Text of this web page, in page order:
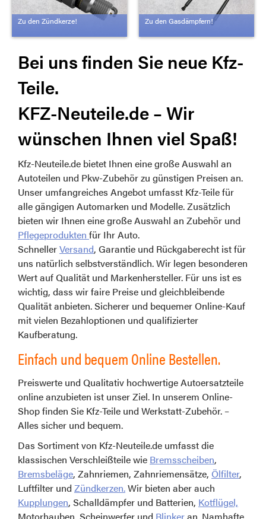
Zu den Zündkerze! Zu den Gasdämpfern!
Bei uns finden Sie neue Kfz-
Teile.
KFZ-Neuteile.de – Wir
wünschen Ihnen viel Spaß!
Kfz-Neuteile.de bietet Ihnen eine große Auswahl an
Autoteilen und Pkw-Zubehör zu günstigen Preisen an.
Unser umfangreiches Angebot umfasst Kfz-Teile für
alle gängigen Automarken und Modelle. Zusätzlich
bieten wir Ihnen eine große Auswahl an Zubehör und
Pflegeprodukten für Ihr Auto.
SchnellerVersand, Garantie und Rückgaberecht ist für
uns natürlich selbstverständlich. Wir legen besonderen
Wert auf Qualität und Markenhersteller. Für uns ist es
wichtig, dass wir faire Preise und gleichbleibende
Qualität anbieten. Sicherer und bequemer Online-Kauf
mit vielen Bezahloptionen und qualifizierter
Kaufberatung.
Einfach und bequem Online Bestellen.
Preiswerte und Qualitativ hochwertige Autoersatzteile
online anzubieten ist unser Ziel. In unserem Online-
Shop finden Sie Kfz-Teile und Werkstatt-Zubehör. –
Alles sicher und bequem.
Das Sortiment von Kfz-Neuteile.de umfasst die
klassischen Verschleißteile wie Bremsscheiben,
Bremsbeläge, Zahnriemen, Zahnriemensätze, Ölfilter,
Luftfilter und Zündkerzen.Wir bieten aber auch
Kupplungen, Schalldämpfer und Batterien, Kotflügel,
Motorhauben, Scheinwerfer und Blinkeran. Namhafte